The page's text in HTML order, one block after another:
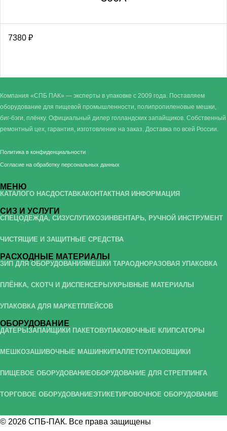
7380 ₽
Компания «СПБ ПАК» — эксперты в упаковке с 2009 года. Поставляем
оборудование для пищевой промышленности, полипропиленовые мешки,
биг-бэги, плёнку. Официальный дилер голландских запайщиков. Собственный
ремонтный цех, гарантия, изготовление на заказ. Доставка по всей России.
Политика в конфиденциальности
Согласие на обработку персональных данных
МЕНЮ
КАТАЛОГО НАСДОСТАВКАКОНТАКТНАЯ ИНФОРМАЦИЯ
СИЗ И УСЛУГИ
СПЕЦОДЕЖДА, СИЗУСЛУГИХОЗИНВЕНТАРЬ, РУЧНОЙ ИНСТРУМЕНТ
ЧИСТЯЩИЕ И ЗАЩИТНЫЕ СРЕДСТВА
РАСХОДНЫЕ МАТЕРИАЛЫ
ЗИП ДЛЯ ОБОРУДОВАНИЯ МЕШКИ ТАРАОДНОРАЗОВАЯ УПАКОВКА
ПЛЁНКА, СКОТЧ И ДИСПЕНСЕРЫ УКРЫВНЫЕ МАТЕРИАЛЫ
УПАКОВКА ДЛЯ МАРКЕТПЛЕЙСОВ
ОБОРУДОВАНИЕ
ДАТЕРЫ ЗАПАЙЩИКИ ПАКЕТОВУПАКОВОЧНЫЕ КЛИПСАТОРЫ
МЕШКОЗАШИВОЧНЫЕ МАШИНКИ ПАЛЛЕТОУПАКОВЩИКИ
ПИЩЕВОЕ ОБОРУДОВАНИЕОБОРУДОВАНИЕ ДЛЯ СТРЕППИНГА
ТОРГОВОЕ ОБОРУДОВАНИЕЭТИКЕТИРОВОЧНОЕ ОБОРУДОВАНИЕ
© 2026 СПБ-ПАК. Все права защищены